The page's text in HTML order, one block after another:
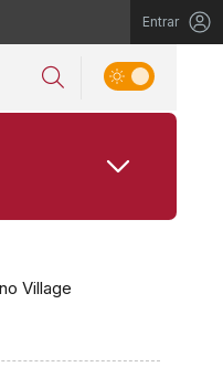
Entrar
Village